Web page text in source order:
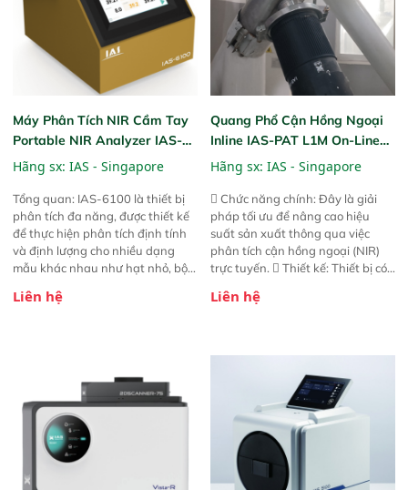
Máy Phân Tích NIR Cầm Tay
Portable NIR Analyzer IAS-
6100
Hãng sx: IAS - Singapore
Tổng quan: IAS-6100 là thiết bị
phân tích đa năng, được thiết kế
để thực hiện phân tích định tính
và định lượng cho nhiều dạng
mẫu khác nhau như hạt nhỏ, bột,
này cho phép bất kỳ ai cũng có
thức ăn chăn nuôi, nguyên liệu
thực phẩm, nông sản,..
Liên hệ
Quang Phổ Cận Hồng Ngoại
Inline IAS-PAT L1M On-Line
NIR
Hãng sx: IAS - Singapore
 Chức năng chính: Đây là giải
pháp tối ưu để nâng cao hiệu
suất sản xuất thông qua việc
phân tích cận hồng ngoại (NIR)
trực tuyến.  Thiết kế: Thiết bị có
hỗ trợ tản nhiệt tăng cường và đã
năng theo dõi thông số theo thời
gian thực và trực quan hóa dữ
liệu để tăng chỉ số ROI cho doanh
Liên hệ